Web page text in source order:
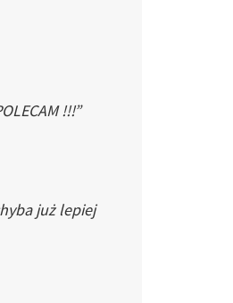
!!!”
już lepiej